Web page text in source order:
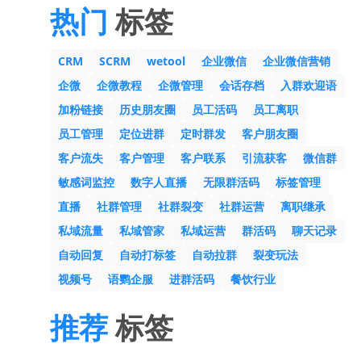
热门 标签
CRM SCRM wetool 企业微信
企业微信营销
企微
企微教程 企微管理 会话存档
入群欢迎语
加粉链接
历史朋友圈 员工活码
员工离职
员工管理
定位进群 定时群发
客户朋友圈
客户流失
客户管理 客户联系 引流获客
微信群
敏感词监控
数字人直播 无限群活码
标签管理
直播
社群管理 社群裂变 社群运营
离职继承
私域流量
私域管家 私域运营 群活码
聊天记录
自动回复
自动打标签 自动拉群
裂变玩法
视频号
语鹦企服 进群活码 餐饮行业
推荐标签